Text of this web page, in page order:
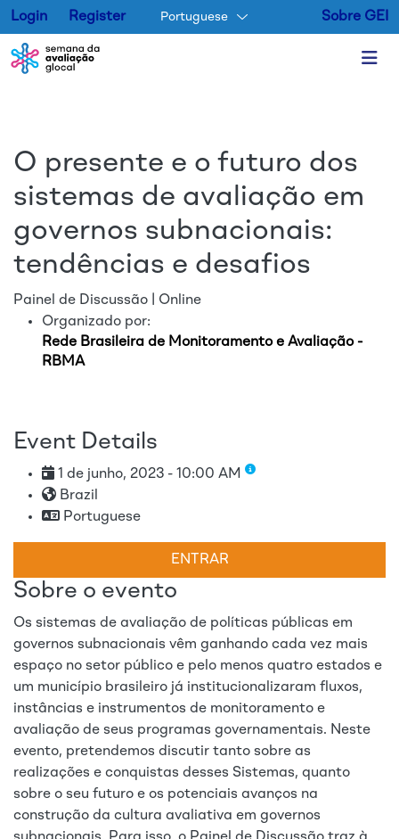
Login Register Portuguese Sobre GEI
O presente e o futuro dos
sistemas de avaliação em
governos subnacionais:
tendências e desafios
Painel de Discussão | Online
Organizado por:
Rede Brasileira de Monitoramento e Avaliação -
RBMA
Sobre o evento
Os sistemas de avaliação de políticas públicas em
governos subnacionais vêm ganhando cada vez mais
espaço no setor público e pelo menos quatro estados e
um município brasileiro já institucionalizaram fluxos,
instâncias e instrumentos de monitoramento e
avaliação de seus programas governamentais. Neste
evento, pretendemos discutir tanto sobre as
realizações e conquistas desses Sistemas, quanto
sobre o seu futuro e os potenciais avanços na
construção da cultura avaliativa em governos
Event Details
1 de junho, 2023 - 10:00 AM
Brazil
Portuguese
ENTRAR